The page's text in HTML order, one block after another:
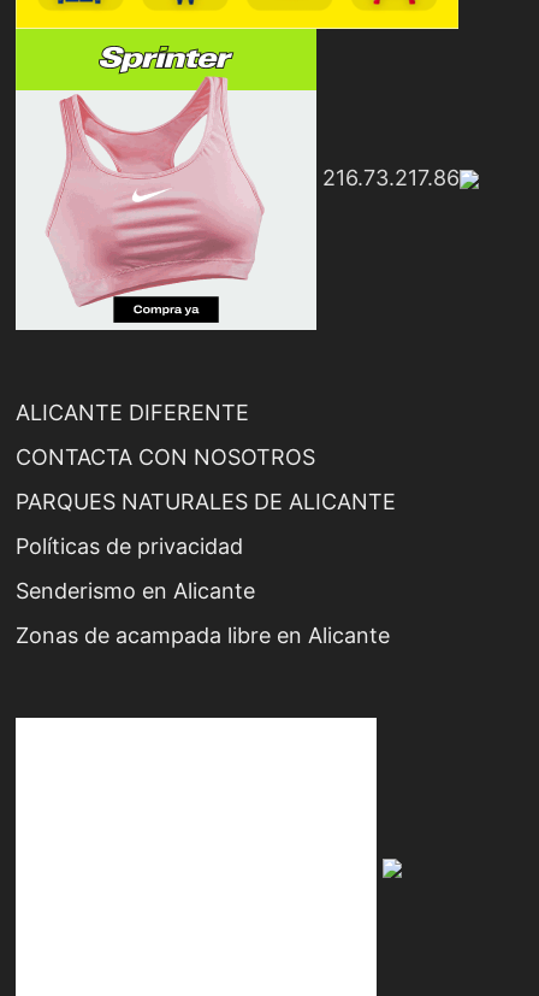
216.73.217.86
ALICANTE DIFERENTE
CONTACTA CON NOSOTROS
PARQUES NATURALES DE ALICANTE
Políticas de privacidad
Senderismo en Alicante
Zonas de acampada libre en Alicante